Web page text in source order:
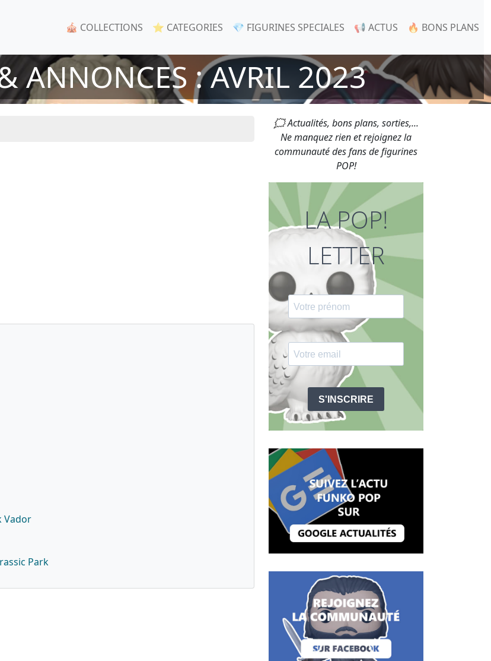
🎪 COLLECTIONS ⭐ CATEGORIES 💎 FIGURINES SPECIALES 📢 ACTUS 🔥 BONS PLANS
ANNONCES : AVRIL 2023
Vador
Park
🗯 Actualités, bons plans, sorties,...
Ne manquez rien et rejoignez la
communauté des fans de figurines
POP!
LA POP!
LETTER
S'INSCRIRE